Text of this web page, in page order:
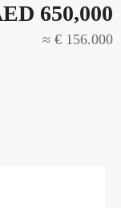
650,000
≈ € 156.000